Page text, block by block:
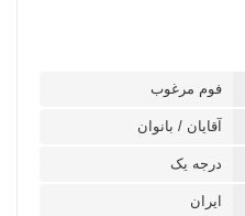
فوم مرغوب
آقایان / بانوان
درجه یک
ایران